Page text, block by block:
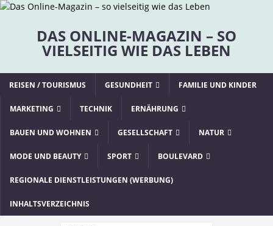
DAS ONLINE-MAGAZIN – SO
VIELSEITIG WIE DAS LEBEN
REISEN / TOURISMUS GESUNDHEIT FAMILIE UND KINDER
MARKETING TECHNIK ERNÄHRUNG
BAUEN UND WOHNEN GESELLSCHAFT NATUR
MODE UND BEAUTY SPORT BOULEVARD
REGIONALE DIENSTLEISTUNGEN (WERBUNG)
INHALTSVERZEICHNIS